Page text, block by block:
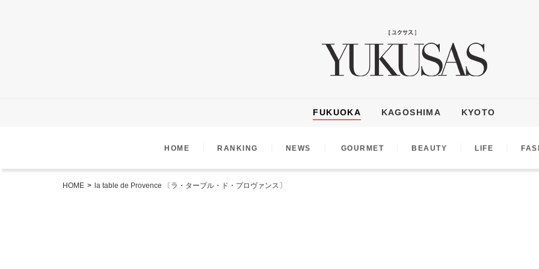
FUKUOKA KAGOSHIMA KYOTO
HOME RANKING NEWS GOURMET BEAUTY LIFE
HOME > la table de Provence 〔ラ・ターブル・ド・プロヴァンス〕